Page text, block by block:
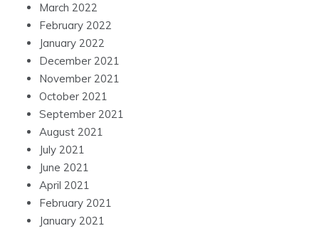
March 2022
February 2022
January 2022
December 2021
November 2021
October 2021
September 2021
August 2021
July 2021
June 2021
April 2021
February 2021
January 2021